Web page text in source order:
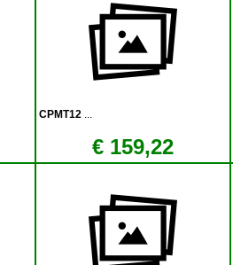
CPMT12 ...
€ 159,22